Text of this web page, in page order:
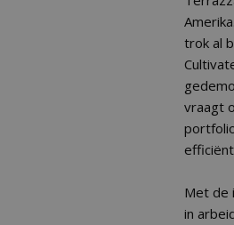
trok al
vraagt
Met de
in